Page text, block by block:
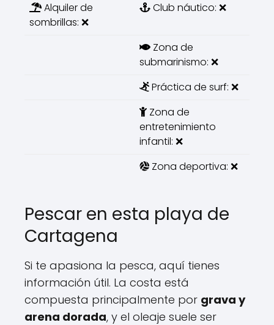
Alquiler de
sombrillas: ❌
Club náutico: ❌
Zona de
submarinismo: ❌
Práctica de surf: ❌
Zona de
entretenimiento
infantil: ❌
Zona deportiva: ❌
Pescar en esta playa de
Cartagena
Si te apasiona la pesca, aquí tienes
información útil. La costa está
compuesta principalmente por grava y
arena dorada, y el oleaje suele ser